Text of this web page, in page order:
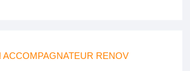
ACCOMPAGNATEUR RENOV